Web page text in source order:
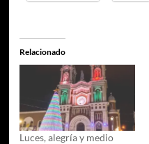
Relacionado
Luces, alegría y medio